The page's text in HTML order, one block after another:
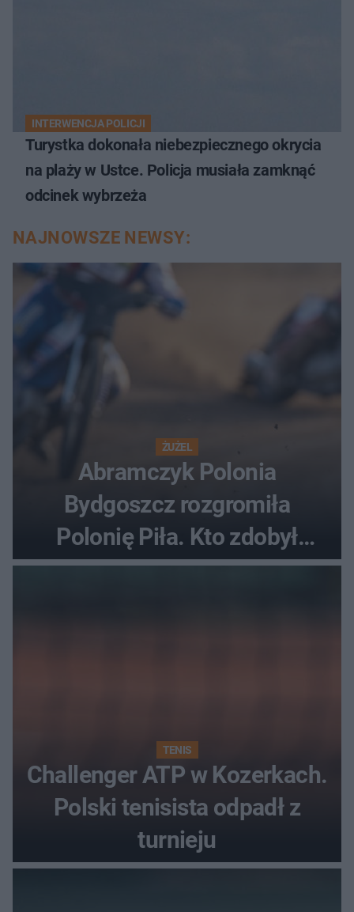
INTERWENCJA POLICJI
Turystka dokonała niebezpiecznego okrycia
na plaży w Ustce. Policja musiała zamknąć
odcinek wybrzeża
NAJNOWSZE NEWSY:
ŻUŻEL
Abramczyk Polonia
Bydgoszcz rozgromiła
Polonię Piła. Kto zdobył
najwięcej punktów?
TENIS
Challenger ATP w Kozerkach.
Polski tenisista odpadł z
turnieju